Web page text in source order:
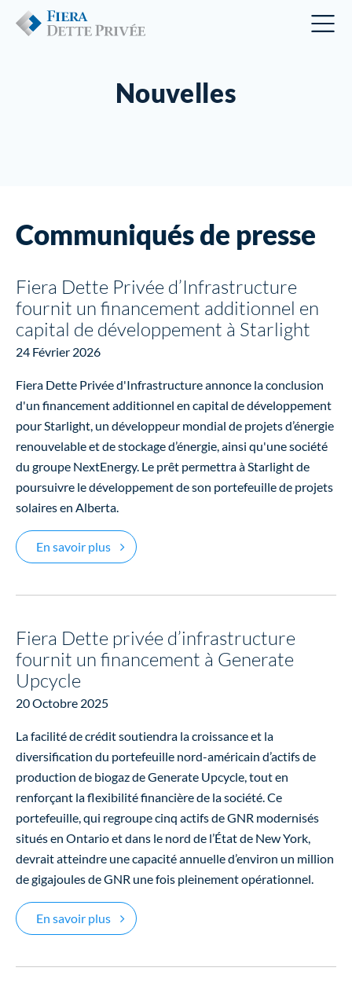
Nouvelles
Communiqués de presse
Fiera Dette Privée d’Infrastructure
fournit un financement additionnel en
capital de développement à Starlight
24 Février 2026
Fiera Dette Privée d'Infrastructure annonce la conclusion
d'un financement additionnel en capital de développement
pour Starlight, un développeur mondial de projets d’énergie
renouvelable et de stockage d’énergie, ainsi qu'une société
du groupe NextEnergy. Le prêt permettra à Starlight de
poursuivre le développement de son portefeuille de projets
solaires en Alberta.
En savoir plusFiera Dette Privée d’Infrastructure fournit
Fiera Dette privée d’infrastructure
fournit un financement à Generate
Upcycle
20 Octobre 2025
La facilité de crédit soutiendra la croissance et la
diversification du portefeuille nord-américain d’actifs de
production de biogaz de Generate Upcycle, tout en
renforçant la flexibilité financière de la société. Ce
portefeuille, qui regroupe cinq actifs de GNR modernisés
situés en Ontario et dans le nord de l’État de New York,
devrait atteindre une capacité annuelle d’environ un million
de gigajoules de GNR une fois pleinement opérationnel.
En savoir plusFiera Dette privée d’infrastructure fournit